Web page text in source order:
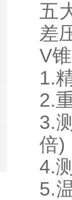
五
差
V
1.
2.
3.
倍)
4.
5.